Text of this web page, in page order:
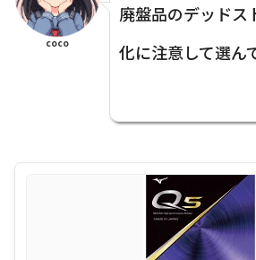
coco
廃盤品のデッドス
化に注意して選ん